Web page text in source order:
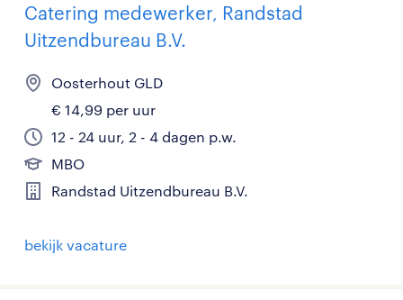
Catering medewerker, Randstad
Uitzendbureau B.V.
Oosterhout GLD
€ 14,99 per uur
12 - 24 uur, 2 - 4 dagen p.w.
MBO
Randstad Uitzendbureau B.V.
bekijk vacature